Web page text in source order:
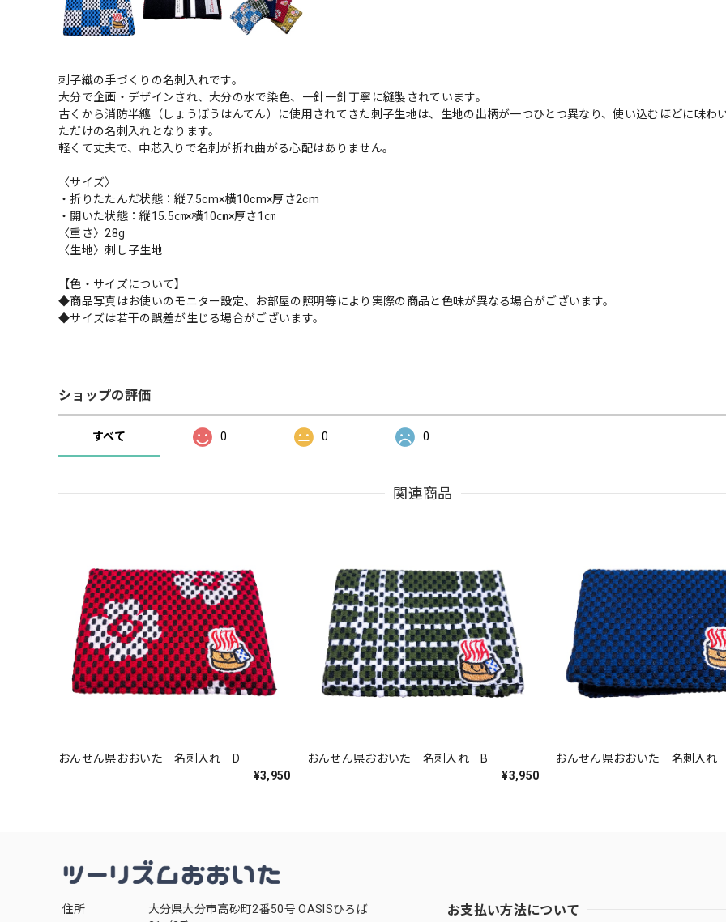
刺子織の手づくりの名刺入れです。
大分で企画・デザインされ、大分の水で染色、一針一針丁寧に縫製されています。
古くから消防半纏（しょうぼうはんてん）に使用されてきた刺子生地は、生地の出柄が一つひとつ異なり、使い込むほどに味わ
ただけの名刺入れとなります。
軽くて丈夫で、中芯入りで名刺が折れ曲がる心配はありません。
〈サイズ〉
・折りたたんだ状態：縦7.5cm×横10cm×厚さ2cm
・開いた状態：縦15.5㎝×横10㎝×厚さ1㎝
〈重さ〉28g
〈生地〉刺し子生地
【色・サイズについて】
◆商品写真はお使いのモニター設定、お部屋の照明等により実際の商品と色味が異なる場合がございます。
◆サイズは若干の誤差が生じる場合がございます。
ショップの評価
すべて 0 0 0
関連商品
おんせん県おおいた 名刺入れ D
¥3,950
おんせん県おおいた 名刺入れ B
¥3,950
おんせん県おおいた 名刺入
住所
大分県大分市高砂町2番50号 OASISひろば
お支払い方法について